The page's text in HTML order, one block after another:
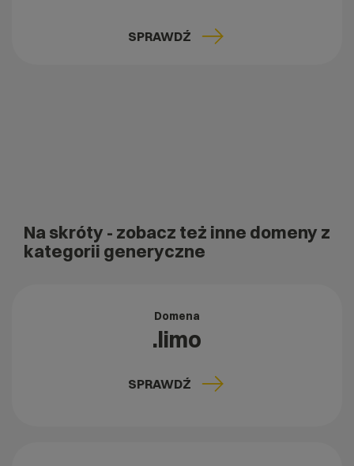
SPRAWDŹ
Na skróty - zobacz też inne domeny z
kategorii generyczne
Domena
.limo
SPRAWDŹ